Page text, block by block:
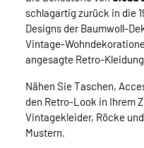
schlagartig zurück in die
Designs der Baumwoll-
Vintage-
angesagte Retro-
Nähen Sie Taschen,
den Retro-Look in Ihrem
Vintagekleider, Röcke
Mustern.